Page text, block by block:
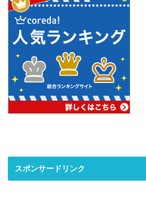
スポンサードリンク